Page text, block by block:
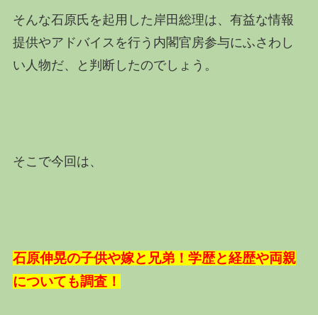
そんな石原氏を起用した岸田総理は、有益な情報
提供やアドバイスを行う内閣官房参与にふさわし
い人物だ、と判断したのでしょう。
そこで今回は、
石原伸晃の子供や嫁と兄弟！学歴と経歴や両親
についても調査！